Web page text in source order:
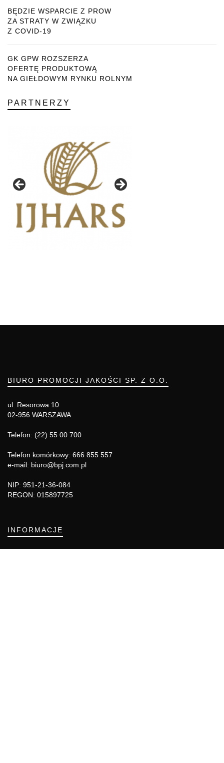
BĘDZIE WSPARCIE Z PROW
ZA STRATY W ZWIĄZKU
Z COVID-19
GK GPW ROZSZERZA
OFERTĘ PRODUKTOWĄ
NA GIEŁDOWYM RYNKU ROLNYM
PARTNERZY
BIURO PROMOCJI JAKOŚCI SP. Z O.O.
ul. Resorowa 10
02-956 WARSZAWA
Telefon: (22) 55 00 700
Telefon komórkowy: 666 855 557
e-mail: biuro@bpj.com.pl
NIP: 951-21-36-084
REGON: 015897725
INFORMACJE